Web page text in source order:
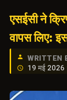
एसईसी ने
वापस लिए:
WRITTEN
19 मई 2026